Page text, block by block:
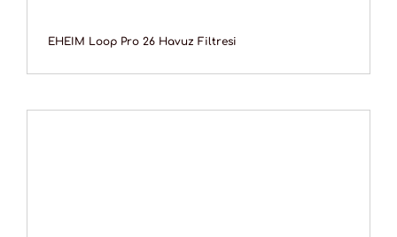
EHEIM Loop Pro 26 Havuz Filtresi